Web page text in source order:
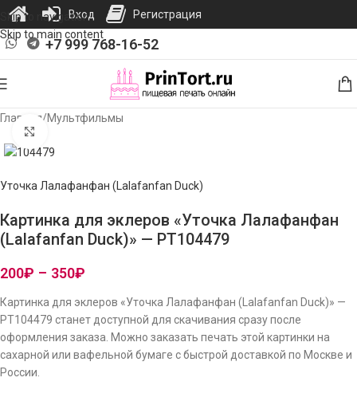
Skip to navigation
Skip to main content
+7 999 768-16-52
Главная/Мультфильмы
Уточка Лалафанфан (Lalafanfan Duck)
Картинка для эклеров «Уточка Лалафанфан
(Lalafanfan Duck)» — PT104479
200₽ – 350₽
Картинка для эклеров «Уточка Лалафанфан (Lalafanfan Duck)» —
PT104479 станет доступной для скачивания сразу после
оформления заказа. Можно заказать печать этой картинки на
сахарной или вафельной бумаге с быстрой доставкой по Москве и
России.
Вход Регистрация